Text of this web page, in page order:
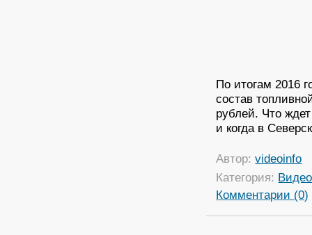
По итогам 2016
состав
рублей. Что
и когда в
Автор:videoinfo
Категория: Видео
Комментарии (0)